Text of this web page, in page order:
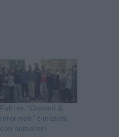
Fubine, “Giovani &
Informati” è iniziato
con numerosi